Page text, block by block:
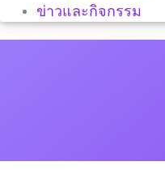
ข่าวและกิจกรรม